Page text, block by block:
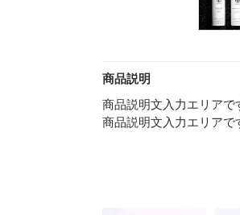
商品説明
商品説明文入力エリアで
商品説明文入力エリアで